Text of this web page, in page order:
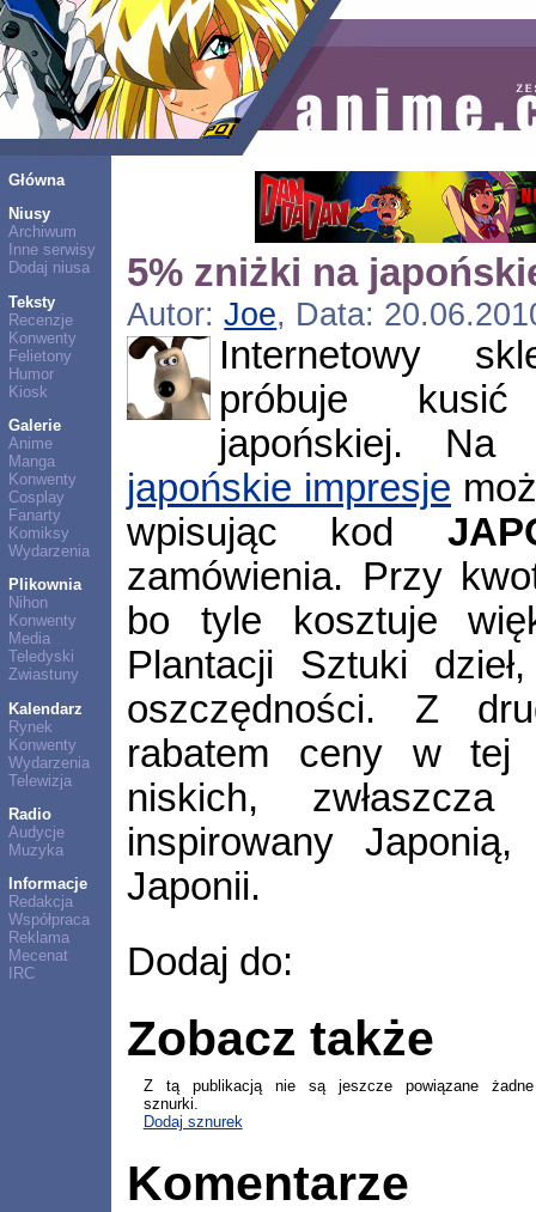
Główna
Niusy
Archiwum
Inne serwisy
Dodaj niusa
Teksty
Recenzje
Konwenty
Felietony
Humor
Kiosk
Galerie
Anime
Manga
Konwenty
Cosplay
Fanarty
Komiksy
Wydarzenia
Plikownia
Nihon
Konwenty
Media
Teledyski
Zwiastuny
Kalendarz
Rynek
Konwenty
Wydarzenia
Telewizja
Radio
Audycje
Muzyka
Informacje
Redakcja
Współpraca
Reklama
Mecenat
IRC
5% zniżki na
Autor:Joe, Data:
Internetowy
próbuje kusić
japońskiej. Na
japońskie impresje
wpisując kod
zamówienia. Przy
bo tyle kosztuje
Plantacji Sztuki
oszczędności. Z
rabatem ceny w tej
niskich,
inspirowany
Japonii.
Dodaj do:
Zobacz także
Z tą publikacją nie są jeszcze powiązane żadne
sznurki.
Dodaj sznurek
Komentarze